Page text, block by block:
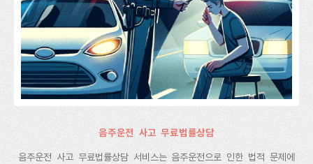
음주운전 사고 무료법률상담
음주운전 사고 무료법률상담 서비스는 음주운전으로 인한 법적 문제에